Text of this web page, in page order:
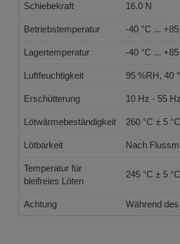
Schiebekraft 16.0 N
Betriebstemperatur -40 °C ... +85
Lagertemperatur -40 °C ... +85
Luftfeuchtigkeit 95 %RH, 40
Erschütterung 10 Hz - 55
Lötwärmebeständigkeit 260 °C ± 5
Lötbarkeit Nach
Temperatur für
bleifreies Löten
245 °C ± 5
Achtung Während